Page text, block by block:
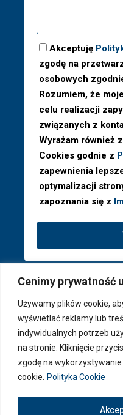
Cenimy prywatność
Używamy plików cookie,
wyświetlać reklamy lub
indywidualnych potrzeb
na stronie. Kliknięcie
zgodę na
cookie. Polityka Cookie
Akceptuję
zgodę na
osobowych
Rozumiem, że
celu realizacji
związanych z
Wyrażam również
Cookies godnie z
zapewnienia
optymalizacji
zapoznania się z